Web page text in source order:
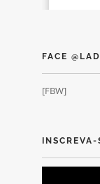
FACE
[FBW]